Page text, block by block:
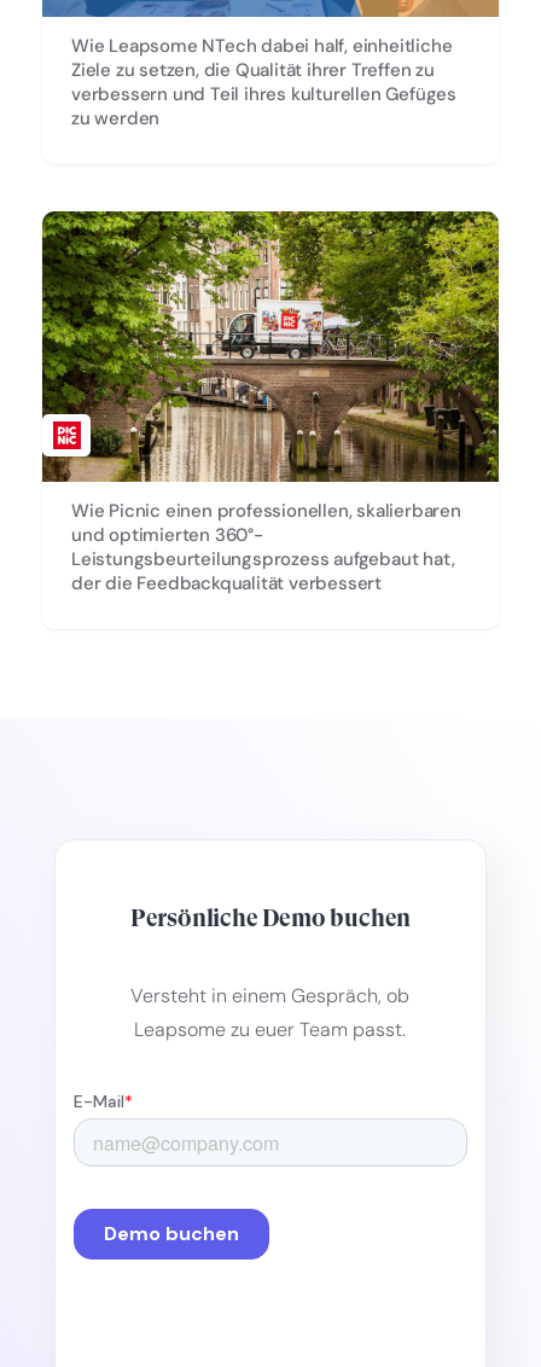
Wie Leapsome NTech dabei half, einheitliche
Ziele zu setzen, die Qualität ihrer Treffen zu
verbessern und Teil ihres kulturellen Gefüges
zu werden
Wie Picnic einen professionellen, skalierbaren
und optimierten 360°-
Leistungsbeurteilungsprozess aufgebaut hat,
der die Feedbackqualität verbessert
Persönliche Demo buchen
Versteht in einem Gespräch, ob
Leapsome zu euer Team passt.